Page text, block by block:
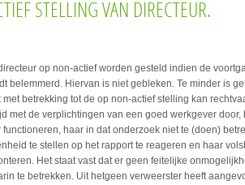
STELLING VAN DIRECTEUR.
op non-actief worden gesteld indien de
belemmerd. Hiervan is niet gebleken. Te minder is
betrekking tot de op non-actief stelling kan
met de verplichtingen van een goed werkgever door,
haar in dat onderzoek niet te (doen)
te stellen op het rapport te reageren en haar
Het staat vast dat er geen feitelijke
te betrekken. Uit hetgeen verweerster heeft